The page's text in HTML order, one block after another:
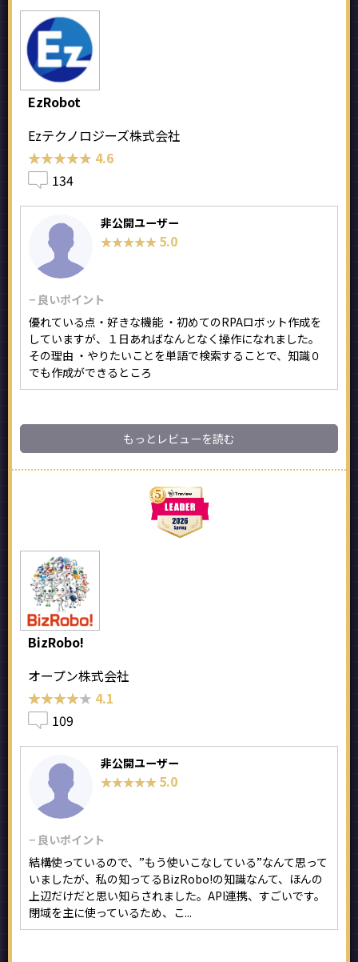
EzRobot
Ezテクノロジーズ株式会社
★★★★★
★★★★★ 4.6
134
非公開ユーザー
★★★★★
★★★★★ 5.0
− 良いポイント
優れている点・好きな機能 ・初めてのRPAロボット作成を
していますが、１日あればなんとなく操作になれました。
その理由 ・やりたいことを単語で検索することで、知識０
でも作成ができるところ
もっとレビューを読む
BizRobo!
オープン株式会社
★★★★★
★★★★★ 4.1
109
非公開ユーザー
★★★★★
★★★★★ 5.0
− 良いポイント
結構使っているので、”もう使いこなしている”なんて思って
いましたが、私の知ってるBizRobo!の知識なんて、ほんの
上辺だけだと思い知らされました。API連携、すごいです。
閉域を主に使っているため、こ...